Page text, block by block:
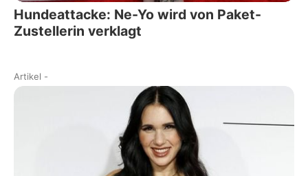
Hundeattacke: Ne-Yo wird von Paket-
Zustellerin verklagt
Artikel -